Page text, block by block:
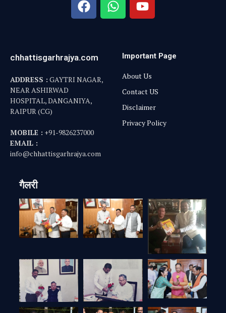
chhattisgarhrajya.com
ADDRESS : GAYTRI NAGAR,
NEAR ASHIRWAD
HOSPITAL, DANGANIYA,
RAIPUR (CG)
MOBILE : +91-9826237000
EMAIL :
info@chhattisgarhrajya.com
Important Page
About Us
Contact US
Disclaimer
Privacy Policy
गैलरी